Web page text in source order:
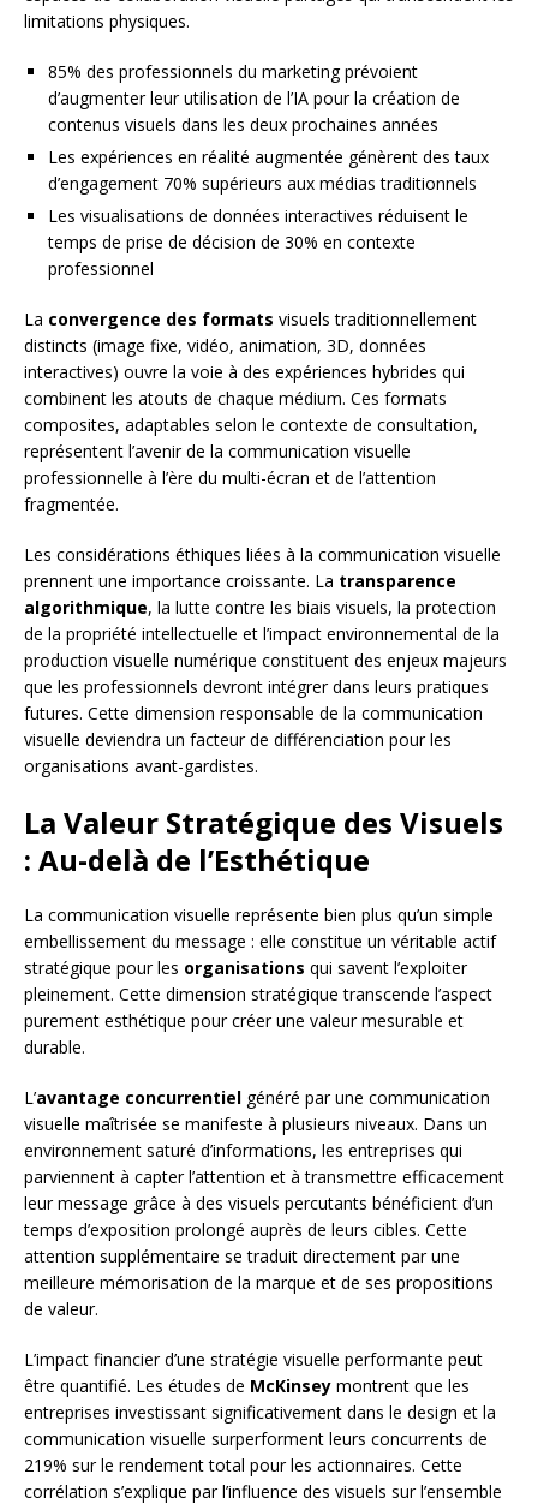
limitations physiques.
85% des professionnels du marketing prévoient
d’augmenter leur utilisation de l’IA pour la création de
contenus visuels dans les deux prochaines années
Les expériences en réalité augmentée génèrent des taux
d’engagement 70% supérieurs aux médias traditionnels
Les visualisations de données interactives réduisent le
temps de prise de décision de 30% en contexte
professionnel
La convergence des formats visuels traditionnellement
distincts (image fixe, vidéo, animation, 3D, données
interactives) ouvre la voie à des expériences hybrides qui
combinent les atouts de chaque médium. Ces formats
composites, adaptables selon le contexte de consultation,
représentent l’avenir de la communication visuelle
professionnelle à l’ère du multi-écran et de l’attention
fragmentée.
Les considérations éthiques liées à la communication visuelle
prennent une importance croissante. La transparence
algorithmique, la lutte contre les biais visuels, la protection
de la propriété intellectuelle et l’impact environnemental de la
production visuelle numérique constituent des enjeux majeurs
que les professionnels devront intégrer dans leurs pratiques
futures. Cette dimension responsable de la communication
visuelle deviendra un facteur de différenciation pour les
organisations avant-gardistes.
La Valeur Stratégique des Visuels
: Au-delà de l’Esthétique
La communication visuelle représente bien plus qu’un simple
embellissement du message : elle constitue un véritable actif
stratégique pour les organisations qui savent l’exploiter
pleinement. Cette dimension stratégique transcende l’aspect
purement esthétique pour créer une valeur mesurable et
durable.
L’avantage concurrentiel généré par une communication
visuelle maîtrisée se manifeste à plusieurs niveaux. Dans un
environnement saturé d’informations, les entreprises qui
parviennent à capter l’attention et à transmettre efficacement
leur message grâce à des visuels percutants bénéficient d’un
temps d’exposition prolongé auprès de leurs cibles. Cette
attention supplémentaire se traduit directement par une
meilleure mémorisation de la marque et de ses propositions
de valeur.
L’impact financier d’une stratégie visuelle performante peut
être quantifié. Les études de McKinsey montrent que les
entreprises investissant significativement dans le design et la
communication visuelle surperforment leurs concurrents de
219% sur le rendement total pour les actionnaires. Cette
corrélation s’explique par l’influence des visuels sur l’ensemble